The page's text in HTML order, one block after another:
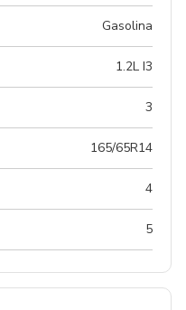
Gasolina
1.2L I3
3
165/65R14
4
5